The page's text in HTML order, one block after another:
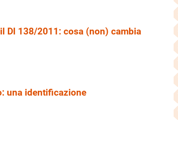
Dl 138/2011: cosa (non) cambia
una identificazione